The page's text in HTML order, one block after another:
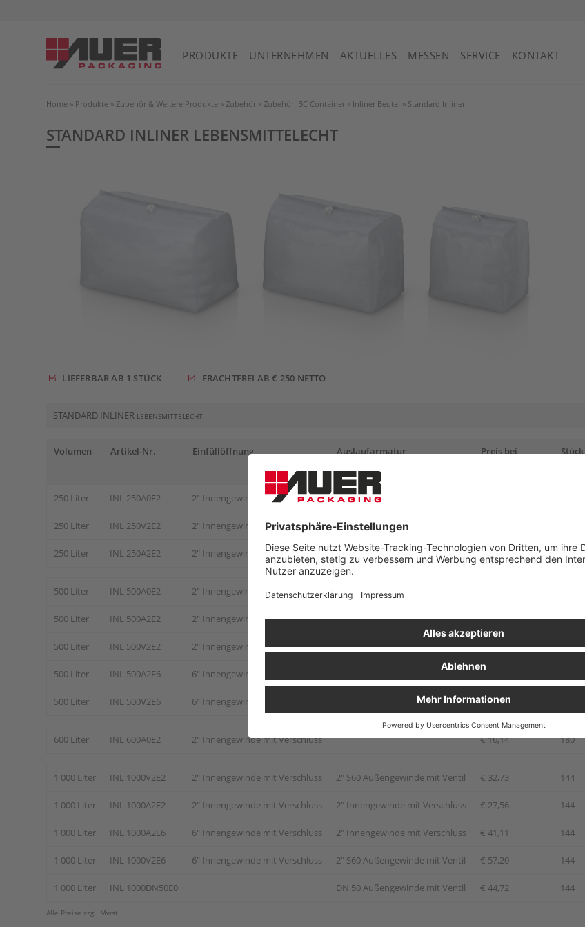
PRODUKTE UNTERNEHMEN AKTUELLES MESSEN SERVICE KONTAKT
Home » Produkte » Zubehör & Weitere Produkte » Zubehör » Zubehör IBC Container » Inliner Beutel » Standard Inliner
STANDARD INLINER LEBENSMITTELECHT
LIEFERBAR AB 1 STÜCK FRACHTFREI AB € 250 NETTO
STANDARD INLINER LEBENSMITTELECHT
Volumen Artikel-Nr. Einfüllöffnung Auslaufarmatur
Preis bei
Stück
250 Liter INL 250A0E2 2" Innengewinde mit Verschluss
250 Liter INL 250V2E2 2" Innengewinde mit Verschluss 2" S60 Außengewinde mit Ventil
250 Liter INL 250A2E2 2" Innengewinde mit Verschluss 2" Innengewinde mit Verschluss € 13,95 300
500 Liter INL 500A0E2 2" Innengewinde mit Verschluss
500 Liter INL 500A2E2 2" Innengewinde mit Verschluss 2" Innengewinde mit Verschluss € 28,72 180
500 Liter INL 500V2E2 2" Innengewinde mit Verschluss 2" S60 Außengewinde mit Ventil € 32,85 180
500 Liter INL 500A2E6 6" Innengewinde mit Verschluss 2" Innengewinde mit Verschluss € 37,20
500 Liter INL 500V2E6 6" Innengewinde mit Verschluss 2" S60 Außengewinde mit Ventil € 43,83
600 Liter INL 600A0E2 2" Innengewinde mit Verschluss € 16,14 180
1 000 Liter INL 1000V2E2 2" Innengewinde mit Verschluss 2" S60 Außengewinde mit Ventil € 32,73 144
1 000 Liter INL 1000A2E2 2" Innengewinde mit Verschluss 2" Innengewinde mit Verschluss € 27,56 144
1 000 Liter INL 1000A2E6 6" Innengewinde mit Verschluss 2" Innengewinde mit Verschluss € 41,11 144
1 000 Liter INL 1000V2E6 6" Innengewinde mit Verschluss 2" S60 Außengewinde mit Ventil € 57,20 144
1 000 Liter INL 1000DN50E0 DN 50 Außengewinde mit Ventil € 44,72 144
Alle Preise zzgl. Mwst.